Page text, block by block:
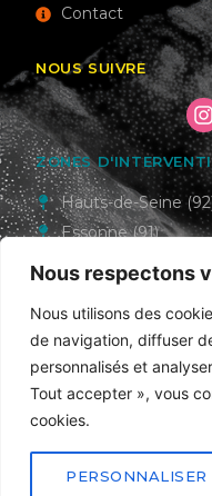
Nous respectons
Nous utilisons des
de navigation, diffuser
personnalisés et
Tout accepter », vous
cookies.
PERSONNALISER
Contact
NOUS SUIVRE
ZONES
Hauts-de-Seine
Essonne (91)
Val-de-Marne (94)
Paris (75)